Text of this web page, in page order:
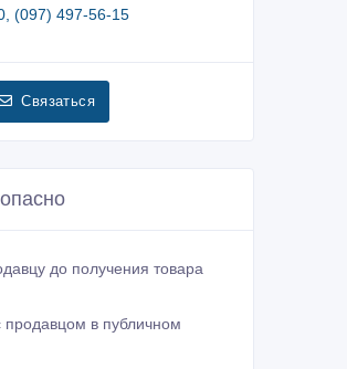
(097) 497-56-15
Связаться
до получения товара
продавцом в публичном